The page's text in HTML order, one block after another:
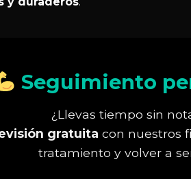
Seguimiento
¿Llevas tiempo sin
gratuita con nuestros
tratamiento y volver a